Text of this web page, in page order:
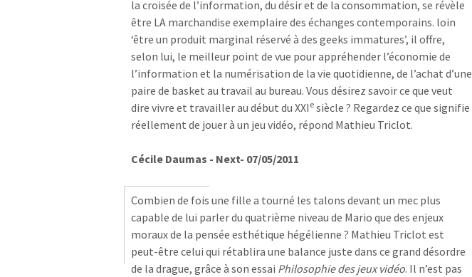
la croisée de l’information, du désir et de la consommation, se révèle
être LA marchandise exemplaire des échanges contemporains. loin
‘être un produit marginal réservé à des geeks immatures’, il offre,
selon lui, le meilleur point de vue pour appréhender l’économie de
l’information et la numérisation de la vie quotidienne, de l’achat d’une
paire de basket au travail au bureau. Vous désirez savoir ce que veut
dire vivre et travailler au début du XXI e siècle ? Regardez ce que signifie
réellement de jouer à un jeu vidéo, répond Mathieu Triclot.
Cécile Daumas - Next- 07/05/2011
Combien de fois une fille a tourné les talons devant un mec plus
capable de lui parler du quatrième niveau de Mario que des enjeux
moraux de la pensée esthétique hégélienne ? Mathieu Triclot est
peut-être celui qui rétablira une balance juste dans ce grand désordre
de la drague, grâce à son essai Philosophie des jeux vidéo. Il n’est pas